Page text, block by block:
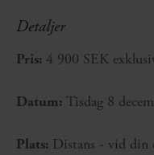
Detaljer
Pris: 4 900 SEK
Datum: Tisdag 8
Plats: Distans - vid din